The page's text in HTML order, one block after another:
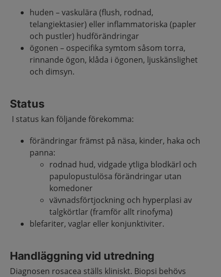
huden – vaskulära (flush, rodnad,
telangiektasier) eller inflammatoriska (papler
och pustler) hudförändringar
ögonen – ospecifika symtom såsom torra,
rinnande ögon, klåda i ögonen, ljuskänslighet
och dimsyn.
Status
I status kan följande förekomma:
förändringar främst på näsa, kinder, haka och
panna:
rodnad hud, vidgade ytliga blodkärl och
papulopustulösa förändringar utan
komedoner
vävnadsförtjockning och hyperplasi av
talgkörtlar (framför allt rinofyma)
blefariter, vaglar eller konjunktiviter.
Handläggning vid utredning
Diagnosen rosacea ställs kliniskt. Biopsi behövs